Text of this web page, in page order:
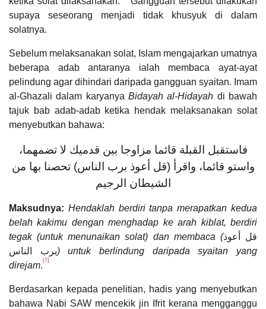
supaya seseorang menjadi tidak khusyuk di dalam
solatnya.
Sebelum melaksanakan solat, Islam mengajarkan umatnya
beberapa adab antaranya ialah membaca ayat-ayat
pelindung agar dihindari daripada gangguan syaitan. Imam
al-Ghazali dalam karyanya Bidayah al-Hidayah di bawah
tajuk bab adab-adab ketika hendak melaksanakan solat
menyebutkan bahawa:
فاستقبل القبلة قائما مزاوجا بين قدميك لا تضمهما،
واستو قائما، واقرأ (قل أعوذ برب الناس) تحصنا بها من
الشيطان الرجيم
Maksudnya: Hendaklah berdiri tanpa merapatkan kedua
belah kakimu dengan menghadap ke arah kiblat, berdiri
tegak (untuk menunaikan solat) dan membaca (قل أعوذ
برب الناس) untuk berlindung daripada syaitan yang
direjam. [7]
Berdasarkan kepada penelitian, hadis yang menyebutkan
bahawa Nabi SAW mencekik jin Ifrit kerana mengganggu